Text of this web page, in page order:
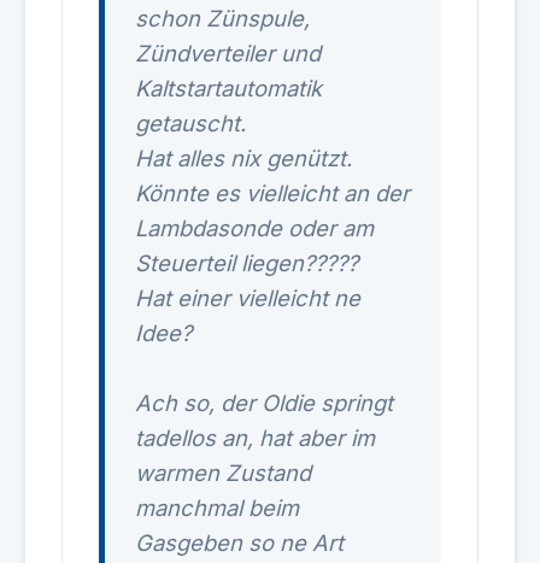
schon Zünspule,
Zündverteiler und
Kaltstartautomatik
getauscht.
Hat alles nix genützt.
Könnte es vielleicht an der
Lambdasonde oder am
Steuerteil liegen?????
Hat einer vielleicht ne
Idee?
Ach so, der Oldie springt
tadellos an, hat aber im
warmen Zustand
manchmal beim
Gasgeben so ne Art